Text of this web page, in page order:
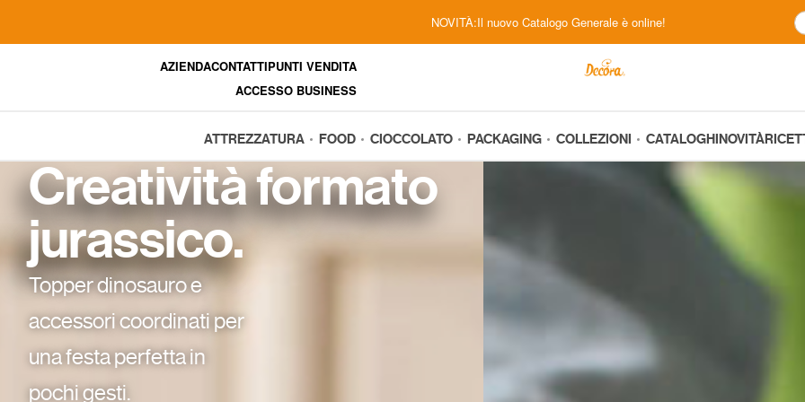
NOVITÀ:Il nuovo Catalogo Generale è online!
AZIENDACONTATTIPUNTI VENDITA
ACCESSO BUSINESS
ATTREZZATURA FOOD CIOCCOLATO PACKAGING COLLEZIONI CATALOGHI NOVITÀ
Creatività formato
jurassico.
Topper dinosauro e
accessori coordinati per
una festa perfetta in
pochi gesti.